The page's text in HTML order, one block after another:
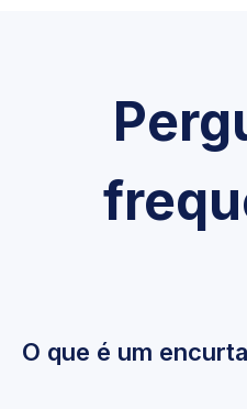
O que é um